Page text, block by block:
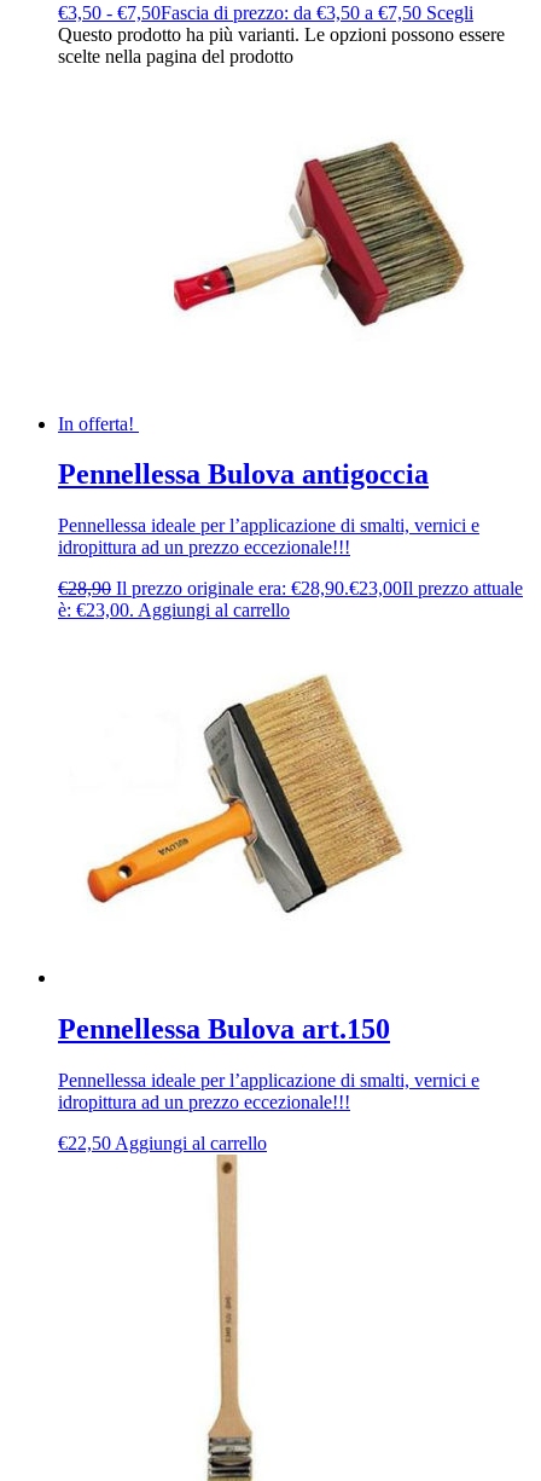
€3,50 - €7,50Fascia di prezzo: da €3,50 a €7,50 Scegli
Questo prodotto ha più varianti. Le opzioni possono essere
scelte nella pagina del prodotto
In offerta!
Pennellessa Bulova antigoccia
Pennellessa ideale per l’applicazione di smalti, vernici e
idropittura ad un prezzo eccezionale!!!
€28,90 Il prezzo originale era: €28,90.€23,00Il prezzo attuale
è: €23,00. Aggiungi al carrello
Pennellessa Bulova art.150
Pennellessa ideale per l’applicazione di smalti, vernici e
idropittura ad un prezzo eccezionale!!!
€22,50 Aggiungi al carrello